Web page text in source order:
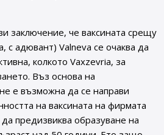
заключение, че ваксината срещу
с адювант) Valneva се очаква да
колкото Vaxzevria, за
Въз основа на
е възможна да се направи
на ваксината на фирмата
предизвиква образуване на